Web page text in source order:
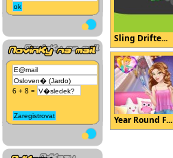
6 + 8 =
Sling Drifte...
Year Round F...